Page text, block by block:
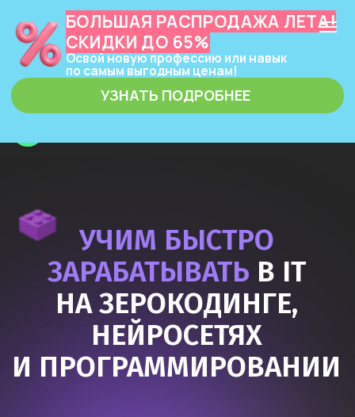
ЗЕРОКОДЕР
БОЛЬШАЯ РАСПРОДАЖА ЛЕТА!
СКИДКИ ДО 65%
Освой новую профессию или навык
по самым выгодным ценам!
УЗНАТЬ ПОДРОБНЕЕ
НА ЗЕРОКОДИНГЕ,
НЕЙРОСЕТЯХ
И ПРОГРАММИРОВАНИИ
Узнать подробнее